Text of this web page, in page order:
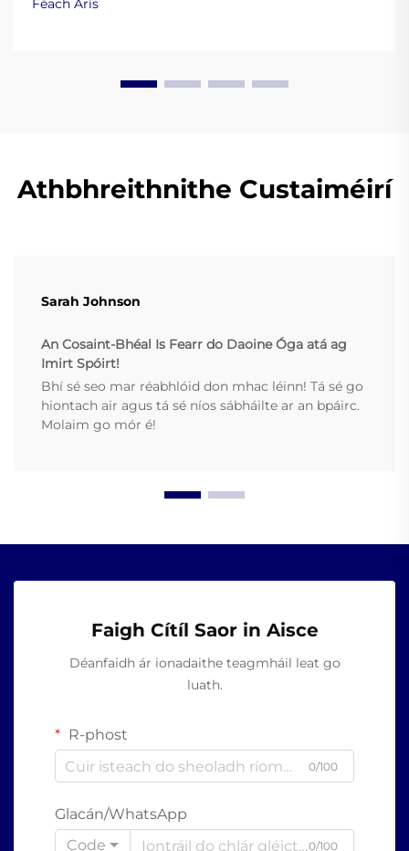
snó a chosc. Foghlaim níos mó.
Féach Arís
Athbhreithnithe Custaiméirí
Sarah Johnson
An Cosaint-Bhéal Is Fearr do Daoine Óga atá ag
Imirt Spóirt!
Bhí sé seo mar réabhlóid don mhac léinn! Tá sé go
hiontach air agus tá sé níos sábháilte ar an bpáirc.
Molaim go mór é!
Faigh Cítíl Saor in Aisce
Déanfaidh ár ionadaithe teagmháil leat go
luath.
R-phost
0/100
Glacán/WhatsApp
Code
0/100